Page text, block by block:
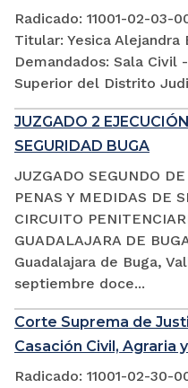
Radicado: 11001-02-03-
Titular: Yesica Alejandra
Demandados: Sala Civil
Superior del Distrito
JUZGADO 2
SEGURIDAD BUGA
JUZGADO SEGUNDO
PENAS Y MEDIDAS DE
CIRCUITO
GUADALAJARA DE
Guadalajara de Buga,
septiembre doce...
Corte Suprema de
Casación Civil, Agraria
Radicado: 11001-02-30-